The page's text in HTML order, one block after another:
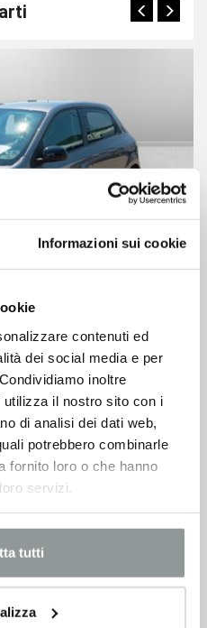
Informazioni sui cookie
contenuti ed
dei social media e per
inoltre
il nostro sito con i
di analisi dei dati web,
potrebbero combinarle
fornito loro o che hanno
servizi.
tutti